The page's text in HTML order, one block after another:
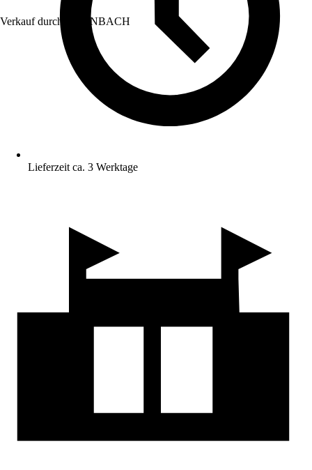
Verkauf durch: HORNBACH
Lieferzeit ca. 3 Werktage